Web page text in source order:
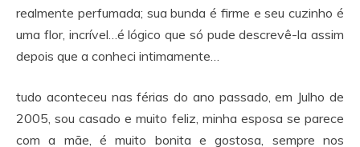
realmente perfumada; sua bunda é firme e seu cuzinho é
uma flor, incrível…é lógico que só pude descrevê-la assim
depois que a conheci intimamente…
tudo aconteceu nas férias do ano passado, em Julho de
2005, sou casado e muito feliz, minha esposa se parece
com a mãe, é muito bonita e gostosa, sempre nos